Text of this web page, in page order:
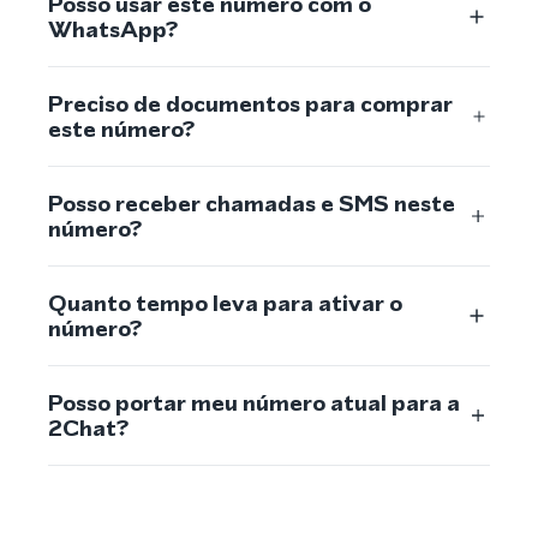
WhatsApp?
Preciso de documentos para comprar
este número?
Posso receber chamadas e SMS neste
número?
Quanto tempo leva para ativar o
número?
Posso portar meu número atual para a
2Chat?